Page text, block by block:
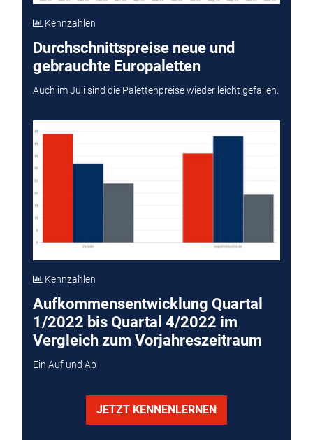
Kennzahlen
Durchschnittspreise neue und
gebrauchte Europaletten
Auch im Juli sind die Palettenpreise wieder leicht gefallen.
Kennzahlen
Aufkommensentwicklung Quartal
1/2022 bis Quartal 4/2022 im
Vergleich zum Vorjahreszeitraum
Ein Auf und Ab
JETZT KENNENLERNEN